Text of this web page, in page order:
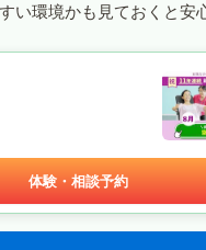
環境かも見ておくと安
体験・相談予約